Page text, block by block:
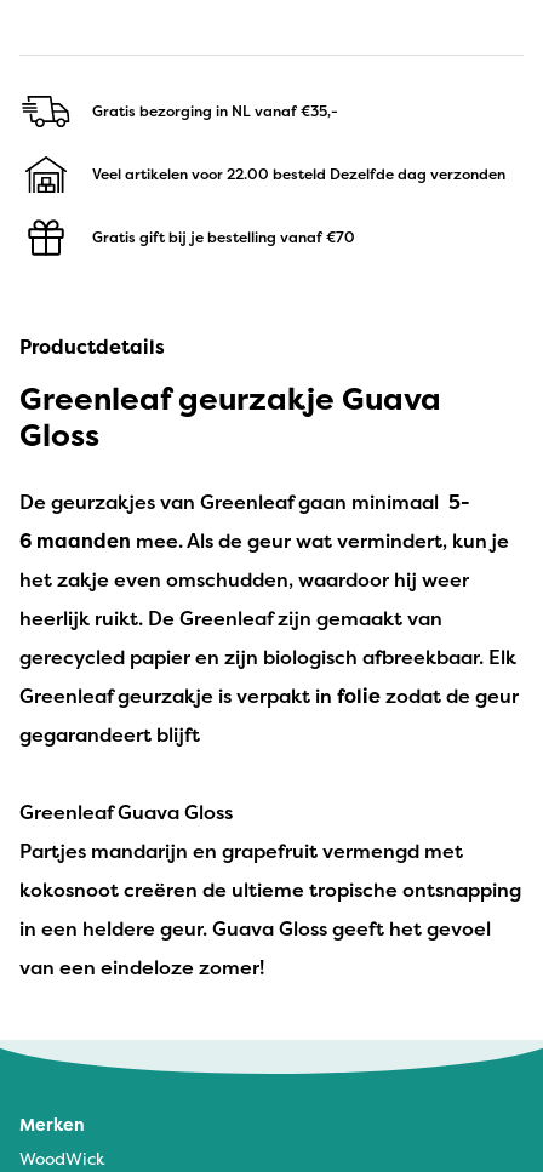
Gratis bezorging in NLvanaf €35,-
Veel artikelen voor 22.00 besteld Dezelfde dag verzonden
Gratis gift bij je bestelling vanaf €70
Productdetails
Greenleaf geurzakje Guava
Gloss
De geurzakjes van Greenleaf gaan minimaal 5-
6 maanden mee. Als de geur wat vermindert, kun je
het zakje even omschudden, waardoor hij weer
heerlijk ruikt. De Greenleaf zijn gemaakt van
gerecycled papier en zijn biologisch afbreekbaar. Elk
Greenleaf geurzakje is verpakt in foliezodat de geur
gegarandeert blijft
Greenleaf Guava Gloss
Partjes mandarijn en grapefruit vermengd met
kokosnoot creëren de ultieme tropische ontsnapping
in een heldere geur. Guava Gloss geeft het gevoel
van een eindeloze zomer!
Merken
WoodWick